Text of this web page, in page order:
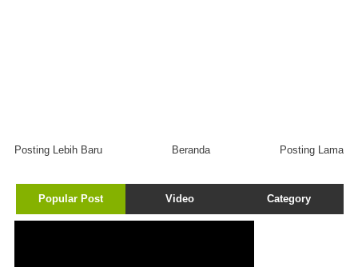
Posting Lebih Baru Posting Lama
Beranda
Popular Post Video Category